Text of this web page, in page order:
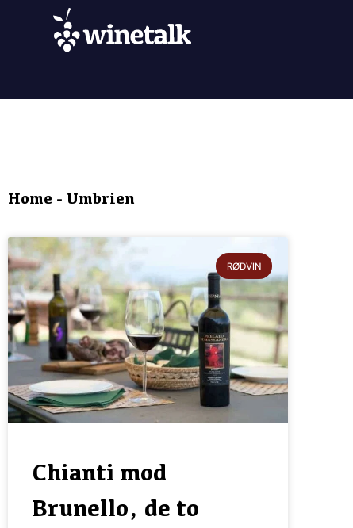
Home - Umbrien
RØDVIN
Chianti mod
Brunello, de to